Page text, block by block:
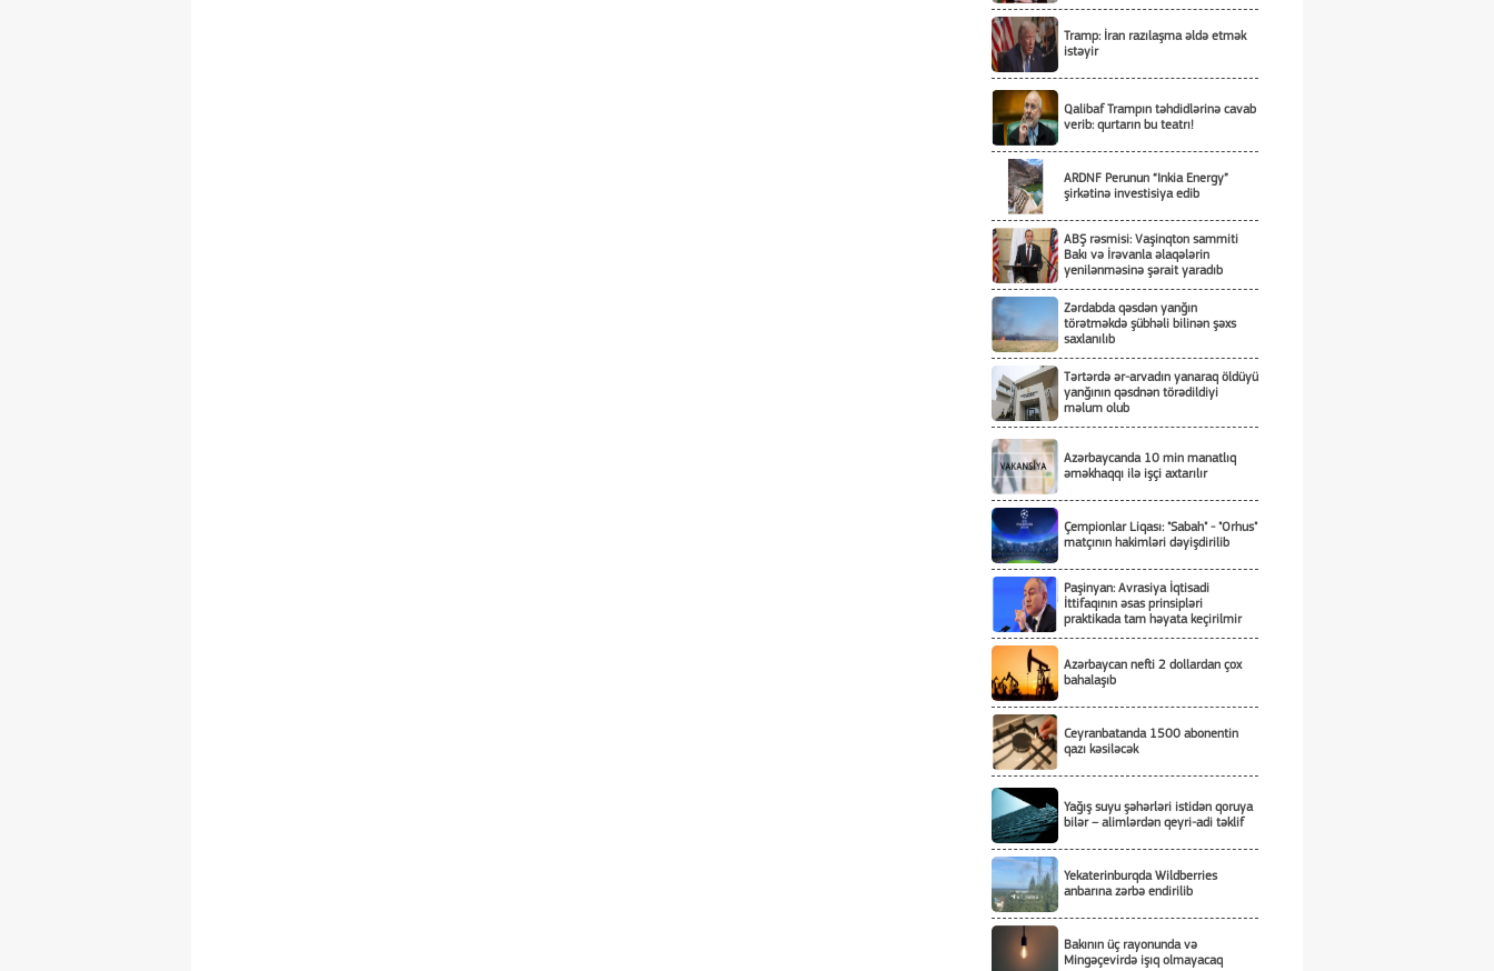
Tramp: İran razılaşma əldə etmək
istəyir
Qalibaf Trampın təhdidlərinə cavab
verib: qurtarın bu teatrı!
ARDNF Perunun “Inkia Energy”
şirkətinə investisiya edib
ABŞ rəsmisi: Vaşinqton sammiti
Bakı və İrəvanla əlaqələrin
yenilənməsinə şərait yaradıb
Zərdabda qəsdən yanğın
törətməkdə şübhəli bilinən şəxs
saxlanılıb
Tərtərdə ər-arvadın yanaraq öldüyü
yanğının qəsdnən törədildiyi
məlum olub
Azərbaycanda 10 min manatlıq
əməkhaqqı ilə işçi axtarılır
Çempionlar Liqası: "Sabah" - "Orhus"
matçının hakimləri dəyişdirilib
Paşinyan: Avrasiya İqtisadi
İttifaqının əsas prinsipləri
praktikada tam həyata keçirilmir
Azərbaycan nefti 2 dollardan çox
bahalaşıb
Ceyranbatanda 1500 abonentin
qazı kəsiləcək
Yağış suyu şəhərləri istidən qoruya
bilər – alimlərdən qeyri-adi təklif
Yekaterinburqda Wildberries
anbarına zərbə endirilib
Bakının üç rayonunda və
Mingəçevirdə işıq olmayacaq